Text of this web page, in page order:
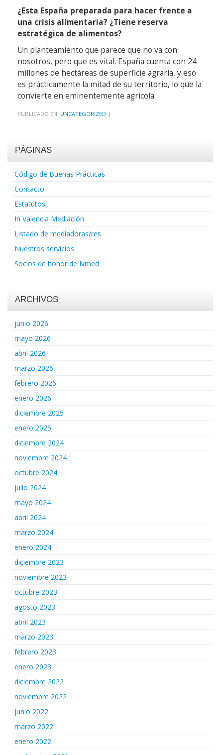
¿Esta España preparada para hacer frente a
una crisis alimentaria? ¿Tiene reserva
estratégica de alimentos?
Un planteamiento que parece que no va con
nosotros, pero que es vital. España cuenta con 24
millones de hectáreas de superficie agraria, y eso
es prácticamente la mitad de su territorio, lo que la
convierte en eminentemente agrícola.
PUBLICADO EN: UNCATEGORIZED |
PÁGINAS
Código de Buenas Prácticas
Contacto
Estatutos
In Valencia Mediación
Listado de mediadoras/res
Nuestros servicios
Socios de honor de Ivmed
ARCHIVOS
junio 2026
mayo 2026
abril 2026
marzo 2026
febrero 2026
enero 2026
diciembre 2025
enero 2025
diciembre 2024
noviembre 2024
octubre 2024
julio 2024
mayo 2024
abril 2024
marzo 2024
enero 2024
diciembre 2023
noviembre 2023
octubre 2023
agosto 2023
abril 2023
marzo 2023
febrero 2023
enero 2023
diciembre 2022
noviembre 2022
junio 2022
marzo 2022
enero 2022